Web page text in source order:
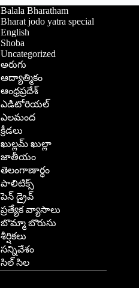
Balala Bharatham
Bharat jodo yatra special
English
Shoba
Uncategorized
అరుగు
ఆద్యాత్మికం
ఆంధ్రప్రదేశ్
ఎడిటోరియల్
ఎలమంద
క్రీడలు
ఖుల్లమ్ ఖుల్లా
జాతీయం
తెలంగాణార్థం
పాలిటిక్స్
పెన్ డ్రైవ్
ప్రత్యేక వ్యాసాలు
బొమ్మా బొరుసు
శీర్షికలు
సన్నివేశం
సిల్ సిల